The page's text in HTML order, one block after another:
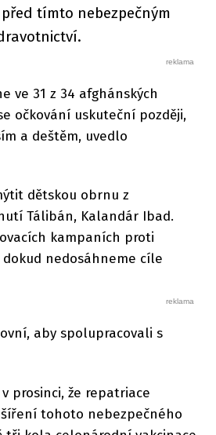
tímto nebezpečným
ve 31 z 34 afghánských
očkování uskuteční později,
a deštěm, uvedlo
dětskou obrnu z
Tálibán, Kalandár Ibad.
kampaních proti
nedosáhneme cíle
aby spolupracovali s
prosinci, že repatriace
šíření tohoto nebezpečného